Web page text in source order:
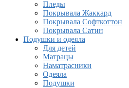
Пледы
Покрывала Жаккард
Покрывала Софткоттон
Покрывала Сатин
Подушки и одеяла
Для детей
Матрацы
Наматрасники
Одеяла
Подушки